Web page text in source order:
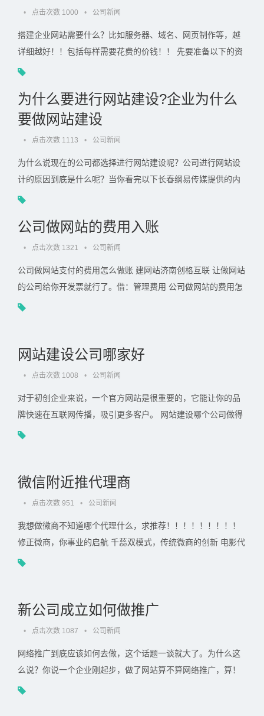
• 点击次数 1000 • 公司新闻
搭建企业网站需要什么？比如服务器、域名、网页制作等，越
详细越好！！包括每样需要花费的价钱！！ 先要准备以下的资
料 1.注册域名。最好能和企业主体有点关联 2.选择网站系统。.
为什么要进行网站建设?企业为什么
要做网站建设
• 点击次数 1113 • 公司新闻
为什么说现在的公司都选择进行网站建设呢？公司进行网站设
计的原因到底是什么呢？当你看完以下长春纲易传媒提供的内
容的时候，你就会有自己的答案。 在当今的互联网时代，门户.
公司做网站的费用入账
• 点击次数 1321 • 公司新闻
公司做网站支付的费用怎么做账 建网站济南创格互联 让做网站
的公司给你开发票就行了。借：管理费用 公司做网站的费用怎
么入账？ 预付网站建设费用： 借：预付账款--网站费 贷：. . .
网站建设公司哪家好
• 点击次数 1008 • 公司新闻
对于初创企业来说，一个官方网站是很重要的，它能让你的品
牌快速在互联网传播，吸引更多客户。 网站建设哪个公司做得
好些 挺多的，主要是看是否专业，建站要注意的问题很多：. . .
微信附近推代理商
• 点击次数 951 • 公司新闻
我想做微商不知道哪个代理什么，求推荐！！！！！！！！！
修正微商，你事业的启航 千蕊双模式，传统微商的创新 电影代
理，我就是做这个的 我是做微商的我想招代理给怎么招聘. . .
新公司成立如何做推广
• 点击次数 1087 • 公司新闻
网络推广到底应该如何去做，这个话题一谈就大了。为什么这
么说？你说一个企业刚起步，做了网站算不算网络推广，算！
但是没到真正的网络推广的这一步；那我的公司做了网站，而.